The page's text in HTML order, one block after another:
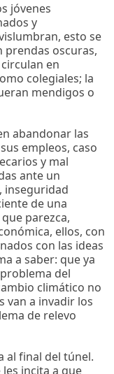
jóvenes
y
esto se
prendas oscuras,
en
colegiales; la
mendigos o
abandonar las
empleos, caso
y mal
ante un
inseguridad
de una
parezca,
ellos, con
con las ideas
a saber: que ya
del
climático no
van a invadir los
de relevo
al final del túnel.
les incita a que